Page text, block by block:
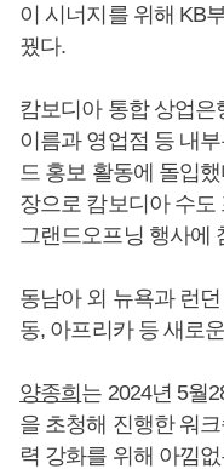
이 시너지를 위해 KB
꿨다.
캄보디아 통합 상업은
이름과 영업점 등 내
드 홍보 활동에 돌입
장으로 캄보디아 수
그랜드오프닝 행사에
동남아 외 뉴욕과 런
동, 아프리카 등 새로
양종희는 2024년 5월
을 초청해 진행한 워
력 강화를 위해 아낌